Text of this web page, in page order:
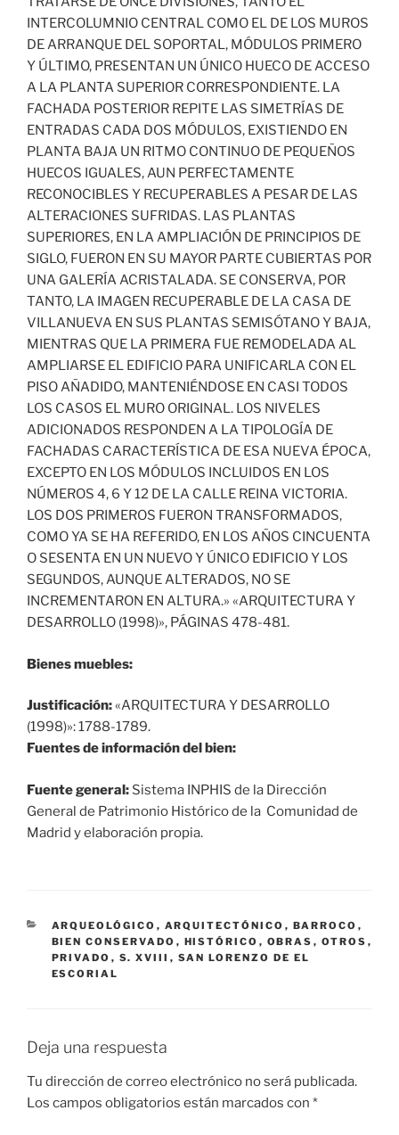
INTERCOLUMNIO CENTRAL COMO EL DE LOS MUROS
DE ARRANQUE DEL SOPORTAL, MÓDULOS PRIMERO
Y ÚLTIMO, PRESENTAN UN ÚNICO HUECO DE ACCESO
A LA PLANTA SUPERIOR CORRESPONDIENTE. LA
FACHADA POSTERIOR REPITE LAS SIMETRÍAS DE
ENTRADAS CADA DOS MÓDULOS, EXISTIENDO EN
PLANTA BAJA UN RITMO CONTINUO DE PEQUEÑOS
HUECOS IGUALES, AUN PERFECTAMENTE
RECONOCIBLES Y RECUPERABLES A PESAR DE LAS
ALTERACIONES SUFRIDAS. LAS PLANTAS
SUPERIORES, EN LA AMPLIACIÓN DE PRINCIPIOS DE
SIGLO, FUERON EN SU MAYOR PARTE CUBIERTAS POR
UNA GALERÍA ACRISTALADA. SE CONSERVA, POR
TANTO, LA IMAGEN RECUPERABLE DE LA CASA DE
VILLANUEVA EN SUS PLANTAS SEMISÓTANO Y BAJA,
MIENTRAS QUE LA PRIMERA FUE REMODELADA AL
AMPLIARSE EL EDIFICIO PARA UNIFICARLA CON EL
PISO AÑADIDO, MANTENIÉNDOSE EN CASI TODOS
LOS CASOS EL MURO ORIGINAL. LOS NIVELES
ADICIONADOS RESPONDEN A LA TIPOLOGÍA DE
FACHADAS CARACTERÍSTICA DE ESA NUEVA ÉPOCA,
EXCEPTO EN LOS MÓDULOS INCLUIDOS EN LOS
NÚMEROS 4, 6 Y 12 DE LA CALLE REINA VICTORIA.
LOS DOS PRIMEROS FUERON TRANSFORMADOS,
COMO YA SE HA REFERIDO, EN LOS AÑOS CINCUENTA
O SESENTA EN UN NUEVO Y ÚNICO EDIFICIO Y LOS
SEGUNDOS, AUNQUE ALTERADOS, NO SE
INCREMENTARON EN ALTURA.» «ARQUITECTURA Y
DESARROLLO (1998)», PÁGINAS 478-481.
Bienes muebles:
Justificación:«ARQUITECTURA Y DESARROLLO
(1998)»: 1788-1789.
Fuentes de información del bien:
Fuente general: Sistema INPHIS de la Dirección
General de Patrimonio Histórico de la Comunidad de
Madrid y elaboración propia.
CATEGORÍAS
ARQUEOLÓGICO , ARQUITECTÓNICO , BARROCO ,
BIEN CONSERVADO , HISTÓRICO , OBRAS , OTROS ,
PRIVADO , S. XVIII , SAN LORENZO DE EL
ESCORIAL
Deja una respuesta
Tu dirección de correo electrónico no será publicada.
Los campos obligatorios están marcados con *